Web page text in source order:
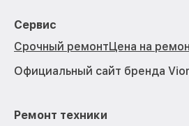
Сервис
Срочный ремонтЦена на
Официальный сайт бренда
Ремонт техники